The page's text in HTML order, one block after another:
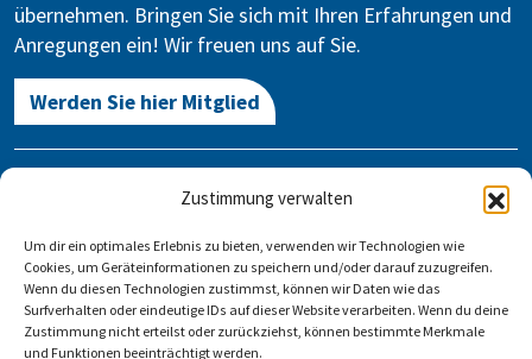
Zustimmung verwalten
Um dir ein optimales Erlebnis zu bieten, verwenden wir Technologien wie
Cookies, um Geräteinformationen zu speichern und/oder darauf zuzugreifen.
Wenn du diesen Technologien zustimmst, können wir Daten wie das
Surfverhalten oder eindeutige IDs auf dieser Website verarbeiten. Wenn du deine
Zustimmung nicht erteilst oder zurückziehst, können bestimmte Merkmale
und Funktionen beeinträchtigt werden.
übernehmen. Bringen Sie sich mit Ihren Erfahrungen und
Anregungen ein! Wir freuen uns auf Sie.
Werden Sie hier Mitglied
Kontakt
Stauffenbergstraße 13-14
10785 Berlin
info@gegen-vergessen.de